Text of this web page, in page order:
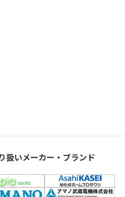
扱いメーカー・ブランド